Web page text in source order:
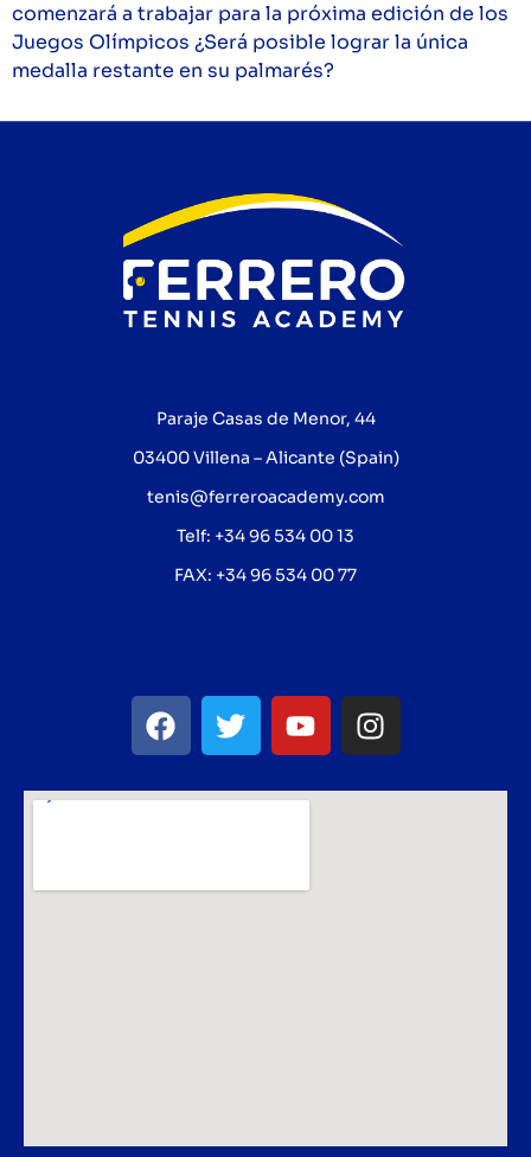
comenzará a trabajar para la próxima edición de los
Juegos Olímpicos ¿Será posible lograr la única
medalla restante en su palmarés?
Paraje Casas de Menor, 44
03400 Villena – Alicante (Spain)
tenis@ferreroacademy.com
Telf: +34 96 534 00 13
FAX: +34 96 534 00 77